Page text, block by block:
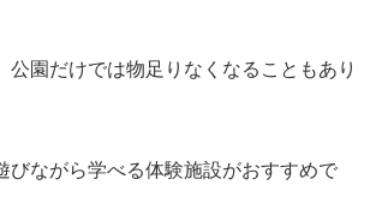
公園だけでは物足りなくなることもあり
びながら学べる体験施設がおすすめで